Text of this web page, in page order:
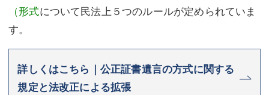
（形式について民法上５つのルールが定められていま
す。
詳しくはこちら｜公正証書遺言の方式に関する
規定と法改正による拡張